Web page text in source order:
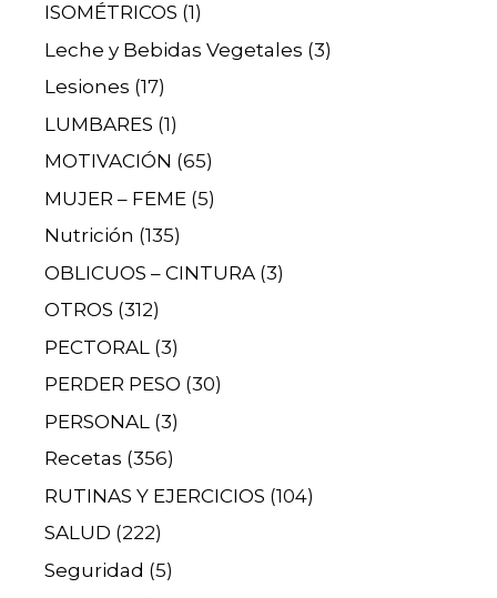
ISOMÉTRICOS (1)
Leche y Bebidas Vegetales (3)
Lesiones (17)
LUMBARES (1)
MOTIVACIÓN (65)
MUJER – FEME (5)
Nutrición (135)
OBLICUOS – CINTURA (3)
OTROS (312)
PECTORAL (3)
PERDER PESO (30)
PERSONAL (3)
Recetas (356)
RUTINAS Y EJERCICIOS (104)
SALUD (222)
Seguridad (5)